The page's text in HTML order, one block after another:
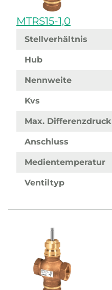
MTRS15-1,0
Stellverhältnis
Hub
Nennweite
Kvs
Max. Differenzdruck
Anschluss
Medientemperatur
Ventiltyp